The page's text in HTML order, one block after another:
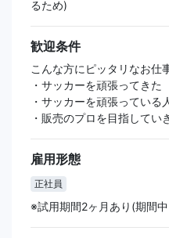
るため)
歓迎条件
こんな方にピッタリなお仕
・サッカーを頑張ってきた
・サッカーを頑張っている
・販売のプロを目指してい
雇用形態
正社員
※試用期間2ヶ月あり(期間